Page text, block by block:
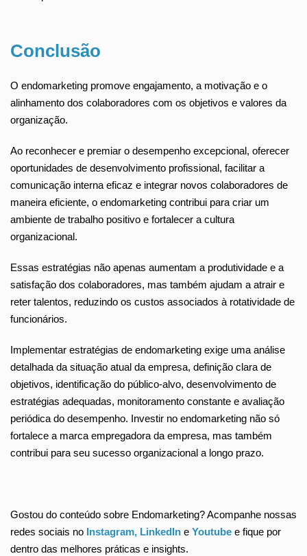
Conclusão
O endomarketing promove engajamento, a motivação e o
alinhamento dos colaboradores com os objetivos e valores da
organização.
Ao reconhecer e premiar o desempenho excepcional, oferecer
oportunidades de desenvolvimento profissional, facilitar a
comunicação interna eficaz e integrar novos colaboradores de
maneira eficiente, o endomarketing contribui para criar um
ambiente de trabalho positivo e fortalecer a cultura
organizacional.
Essas estratégias não apenas aumentam a produtividade e a
satisfação dos colaboradores, mas também ajudam a atrair e
reter talentos, reduzindo os custos associados à rotatividade de
funcionários.
Implementar estratégias de endomarketing exige uma análise
detalhada da situação atual da empresa, definição clara de
objetivos, identificação do público-alvo, desenvolvimento de
estratégias adequadas, monitoramento constante e avaliação
periódica do desempenho. Investir no endomarketing não só
fortalece a marca empregadora da empresa, mas também
contribui para seu sucesso organizacional a longo prazo.
Gostou do conteúdo sobre Endomarketing? Acompanhe nossas
redes sociais no Instagram, LinkedIn e Youtube e fique por
dentro das melhores práticas e insights.